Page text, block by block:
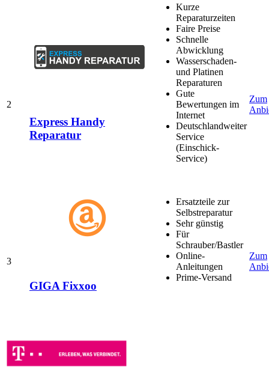
2
Express Handy
Reparatur
Kurze
Reparaturzeiten
Faire Preise
Schnelle
Abwicklung
Wasserschaden-
und Platinen
Reparaturen
Gute
Bewertungen im
Internet
Deutschlandweiter
Service
(Einschick-
Service)
Zum
3
GIGA Fixxoo
Ersatzteile zur
Selbstreparatur
Sehr günstig
Für
Schrauber/Bastler
Online-
Anleitungen
Prime-Versand
Zum